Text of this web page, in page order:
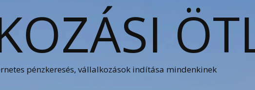
pénzkeresés, vállalkozások indítása mindenkinek